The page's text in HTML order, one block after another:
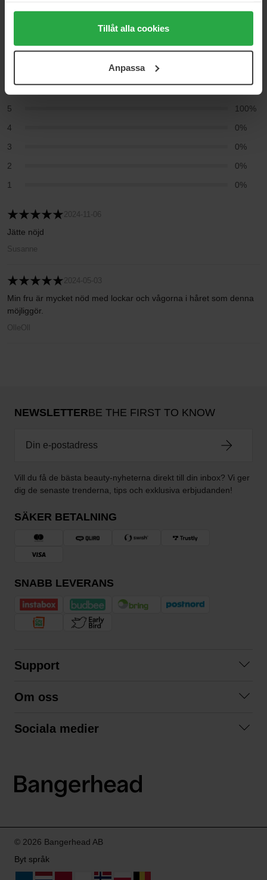
Genom att trycka på "Tillåt alla cookies" accepterar du
alla cookies, medan du under "Detaljer" kan anpassa
användningen av cookies. Du kan när som helst återkalla
samt vår Integritetspolicy.
Tillåt alla cookies
Anpassa
5
5
100%
4
0%
3
0%
2
0%
1
0%
2024-11-06
Jätte nöjd
Susanne
2024-05-03
Min fru är mycket nöd med lockar och vågorna i håret som denna
möjliggör.
OlleOll
NEWSLETTERBE THE FIRST TO KNOW
Vill du få de bästa beauty-nyheterna direkt till din inbox? Vi ger
dig de senaste trenderna, tips och exklusiva erbjudanden!
SÄKER BETALNING
SNABB LEVERANS
Support
Köpvillkor
Om oss
Våra fraktalternativ
Sociala medier
LinkedIn
© 2026 Bangerhead AB
Byt språk